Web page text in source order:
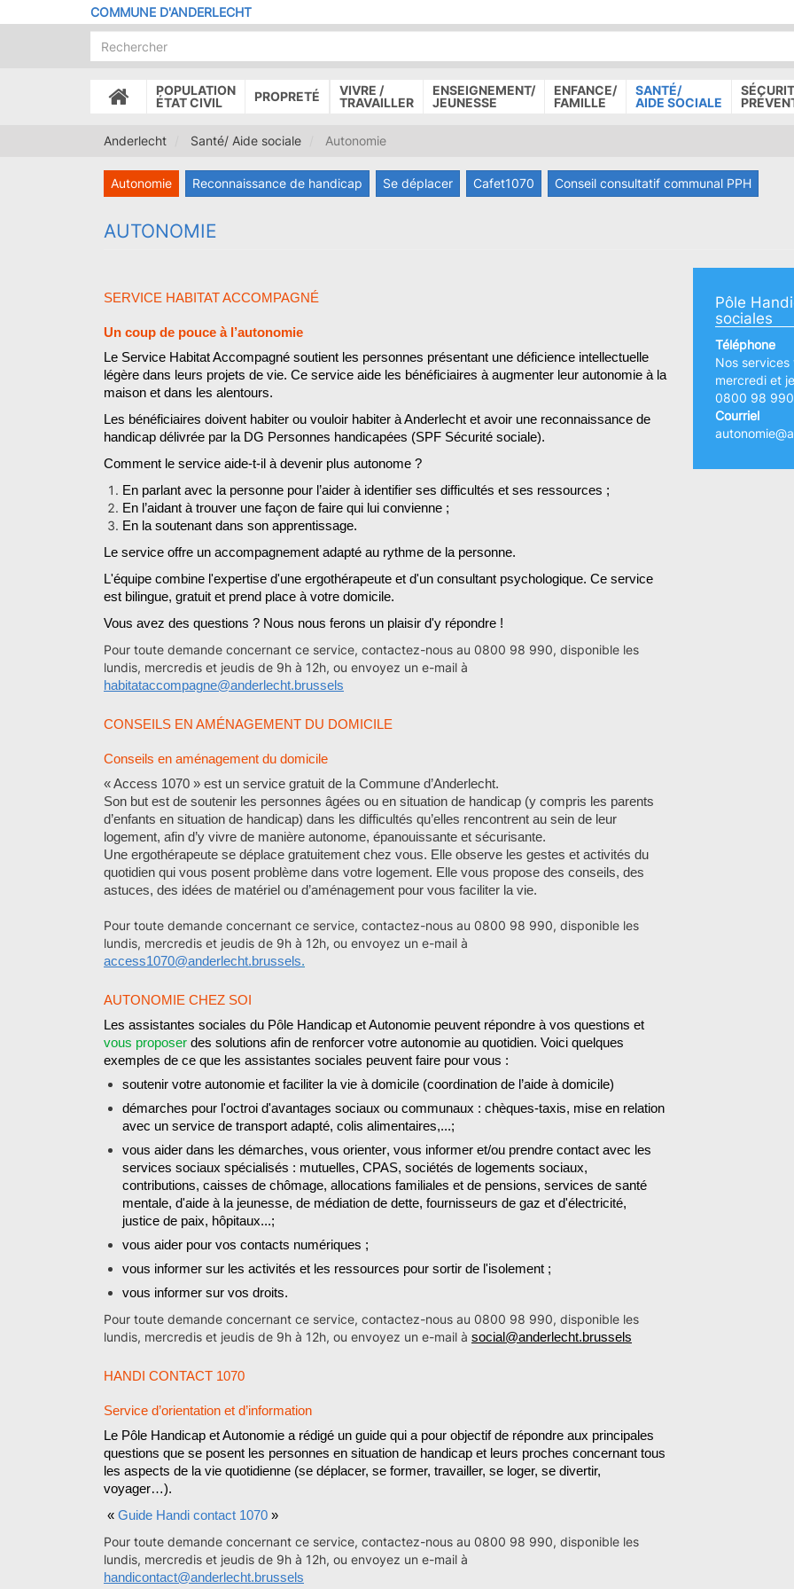
au
COMMUNE D'ANDERLECHT
ACCUEIL
POPULATION
ÉTAT CIVIL
PROPRETÉ
VIVRE /
TRAVAILLER
ENSEIGNEMENT/
JEUNESSE
ENFANCE/
FAMILLE
SANTÉ/
AIDE SOCIALE
Anderlecht Santé/ Aide sociale Autonomie
Autonomie Reconnaissance de handicap Se déplacer Cafet1070 Conseil consultatif communal PPH
AUTONOMIE
Pôle
sociales
Téléphone
Nos
mercredi et
0800 98 990
Courriel
SERVICE HABITAT ACCOMPAGNÉ
Un coup de pouce à l’autonomie
Le Service Habitat Accompagné soutient les personnes présentant une déficience intellectuelle
légère dans leurs projets de vie. Ce service aide les bénéficiaires à augmenter leur autonomie à la
maison et dans les alentours.
Les bénéficiaires doivent habiter ou vouloir habiter à Anderlecht et avoir une reconnaissance de
handicap délivrée par la DG Personnes handicapées (SPF Sécurité sociale).
Comment le service aide-t-il à devenir plus autonome ?
En parlant avec la personne pour l’aider à identifier ses difficultés et ses ressources ;
En l’aidant à trouver une façon de faire qui lui convienne ;
En la soutenant dans son apprentissage.
Le service offre un accompagnement adapté au rythme de la personne.
L'équipe combine l'expertise d'une ergothérapeute et d'un consultant psychologique. Ce service
est bilingue, gratuit et prend place à votre domicile.
Vous avez des questions ? Nous nous ferons un plaisir d'y répondre !
Pour toute demande concernant ce service, contactez-nous au 0800 98 990, disponible les
lundis, mercredis et jeudis de 9h à 12h, ou envoyez un e-mail à
habitataccompagne@anderlecht.brussels
CONSEILS EN AMÉNAGEMENT DU DOMICILE
Conseils en aménagement du domicile
« Access 1070 » est un service gratuit de la Commune d’Anderlecht.
Son but est de soutenir les personnes âgées ou en situation de handicap (y compris les parents
d’enfants en situation de handicap) dans les difficultés qu’elles rencontrent au sein de leur
logement, afin d’y vivre de manière autonome, épanouissante et sécurisante.
Une ergothérapeute se déplace gratuitement chez vous. Elle observe les gestes et activités du
quotidien qui vous posent problème dans votre logement. Elle vous propose des conseils, des
astuces, des idées de matériel ou d’aménagement pour vous faciliter la vie.
Pour toute demande concernant ce service, contactez-nous au 0800 98 990, disponible les
lundis, mercredis et jeudis de 9h à 12h, ou envoyez un e-mail à
access1070@anderlecht.brussels.
AUTONOMIE CHEZ SOI
Les assistantes sociales du Pôle Handicap etAutonomie peuvent répondre à vos questions et
vous proposer des solutions afin de renforcer votre autonomie au quotidien. Voici quelques
exemples de ce que les assistantes sociales peuvent faire pour vous :
soutenir votre autonomie et faciliter la vie à domicile (coordination de l’aide à domicile)
démarches pour l'octroi d'avantages sociaux ou communaux : chèques-taxis, mise en relation
avec un service de transport adapté, colis alimentaires,...;
vous aider dans les démarches, vous orienter, vous informer et/ou prendre contact avec les
services sociaux spécialisés : mutuelles, CPAS, sociétés de logements sociaux,
contributions, caisses de chômage, allocations familiales et de pensions, services de santé
mentale, d'aide à la jeunesse, de médiation de dette, fournisseurs de gaz et d'électricité,
justice de paix, hôpitaux...;
vous aider pour vos contacts numériques ;
vous informer sur les activités et les ressources pour sortir de l'isolement ;
vous informer sur vos droits.
Pour toute demande concernant ce service, contactez-nous au 0800 98 990, disponible les
lundis, mercredis et jeudis de 9h à 12h, ou envoyez un e-mail à social@anderlecht.brussels
HANDI CONTACT 1070
Service d’orientation et d’information
Le Pôle Handicap et Autonomie a rédigé un guide qui a pour objectif de répondre aux principales
questions que se posent les personnes en situation de handicap et leurs proches concernant tous
les aspects de la vie quotidienne (se déplacer, se former, travailler, se loger, se divertir,
voyager…).
« Guide Handi contact 1070 »
Pour toute demande concernant ce service, contactez-nous au 0800 98 990, disponible les
lundis, mercredis et jeudis de 9h à 12h, ou envoyez un e-mail à
handicontact@anderlecht.brussels